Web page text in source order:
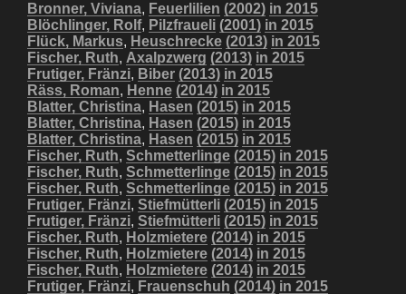
Bronner, Viviana, Feuerlilien (2002) in 2015
Blöchlinger, Rolf, Pilzfraueli (2001) in 2015
Flück, Markus, Heuschrecke (2013) in 2015
Fischer, Ruth, Axalpzwerg (2013) in 2015
Frutiger, Fränzi, Biber (2013) in 2015
Räss, Roman, Henne (2014) in 2015
Blatter, Christina, Hasen (2015) in 2015
Blatter, Christina, Hasen (2015) in 2015
Blatter, Christina, Hasen (2015) in 2015
Fischer, Ruth, Schmetterlinge (2015) in 2015
Fischer, Ruth, Schmetterlinge (2015) in 2015
Fischer, Ruth, Schmetterlinge (2015) in 2015
Frutiger, Fränzi, Stiefmütterli (2015) in 2015
Frutiger, Fränzi, Stiefmütterli (2015) in 2015
Fischer, Ruth, Holzmietere (2014) in 2015
Fischer, Ruth, Holzmietere (2014) in 2015
Fischer, Ruth, Holzmietere (2014) in 2015
Frutiger, Fränzi, Frauenschuh (2014) in 2015